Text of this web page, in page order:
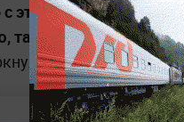
этих позиций мы и
так и перспективы
представитель